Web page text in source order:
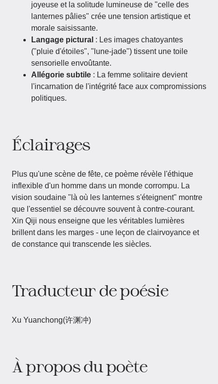
joyeuse et la solitude lumineuse de "celle des
lanternes pâlies" crée une tension artistique et
morale saisissante.
Langage pictural : Les images chatoyantes
("pluie d'étoiles", "lune-jade") tissent une toile
sensorielle envoûtante.
Allégorie subtile : La femme solitaire devient
l'incarnation de l'intégrité face aux compromissions
politiques.
Éclairages
Plus qu'une scène de fête, ce poème révèle l'éthique
inflexible d'un homme dans un monde corrompu. La
vision soudaine "là où les lanternes s'éteignent" montre
que l'essentiel se découvre souvent à contre-courant.
Xin Qiji nous enseigne que les véritables lumières
brillent dans les marges - une leçon de clairvoyance et
de constance qui transcende les siècles.
Traducteur de poésie
Xu Yuanchong(许渊冲)
À propos du poète